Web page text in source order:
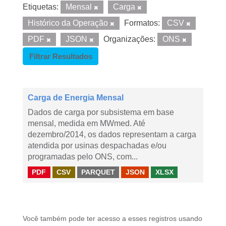
Etiquetas: Mensal
Carga
Histórico da Operação
Formatos:
CSV
PDF
JSON Organizações:
ONS
Filtrar Resultados
Carga de Energia Mensal
Dados de carga por subsistema em base
mensal, medida em MWmed. Até
dezembro/2014, os dados representam a carga
atendida por usinas despachadas e/ou
programadas pelo ONS, com...
PDF CSV PARQUET JSON XLSX
Você também pode ter acesso a esses registros usando